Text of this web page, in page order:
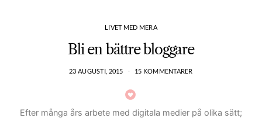
LIVET MED MERA
Bli en bättre bloggare
23 AUGUSTI, 2015 15 KOMMENTARER
Efter många års arbete med digitala medier på olika sätt;